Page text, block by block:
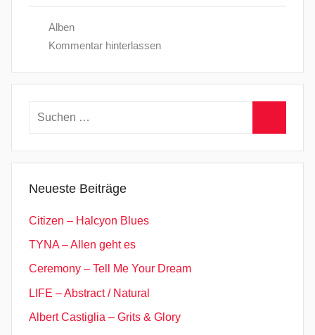
Alben
Kommentar hinterlassen
Suchen
Neueste Beiträge
Citizen – Halcyon Blues
TYNA – Allen geht es
Ceremony – Tell Me Your Dream
LIFE – Abstract / Natural
Albert Castiglia – Grits & Glory